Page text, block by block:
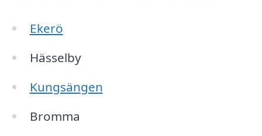
Ekerö
Hässelby
Kungsängen
Bromma